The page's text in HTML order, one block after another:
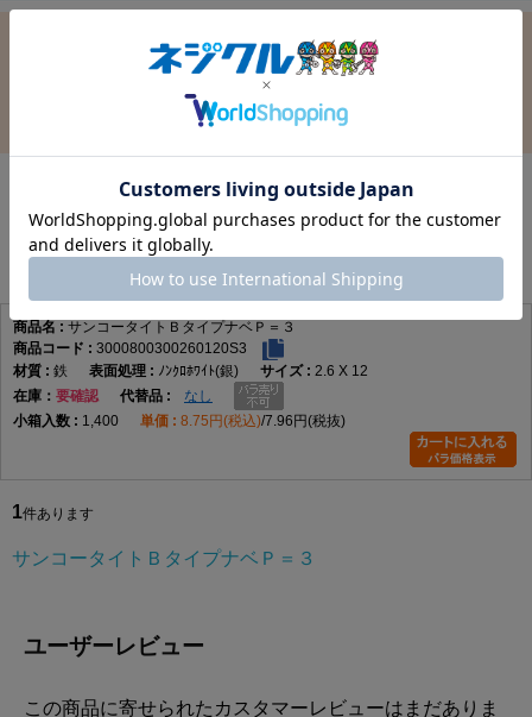
表面処理：ﾉﾝｸﾛﾎﾜｲﾄ(銀)
在庫：
サンコータイトＢタイプナベＰ＝３
サンコータイトＢタイプナベＰ＝３
3000800300260120S3
鉄
ﾉﾝｸﾛﾎﾜｲﾄ(銀)
2.6 X 12
在庫
要確認
なし
1,400
8.75円(税込) 7.96円(税抜)
1件あります
サンコータイトＢタイプナベＰ＝３
ユーザーレビュー
この商品に寄せられたカスタマーレビューはまだありま